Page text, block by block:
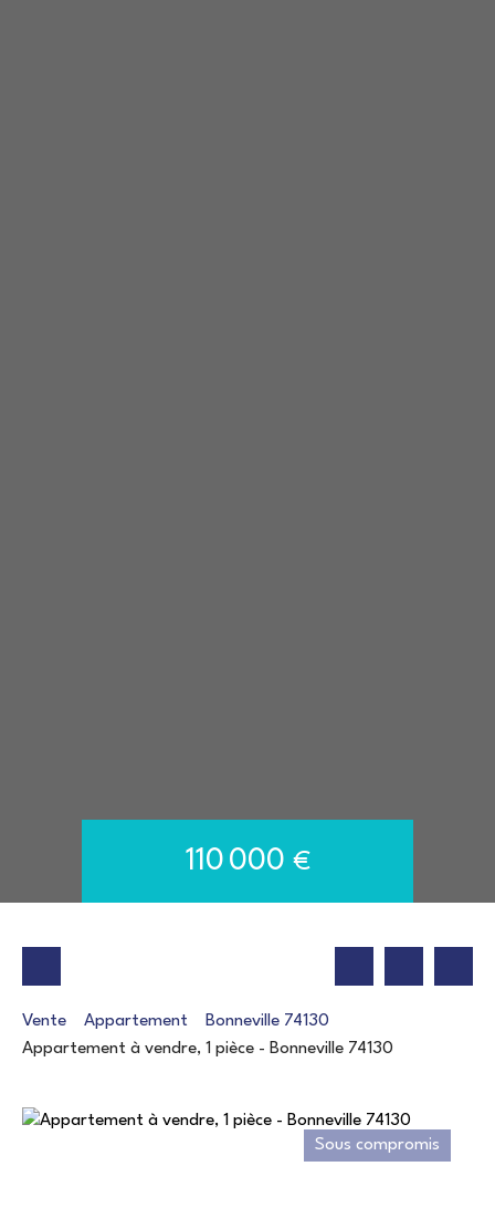
110 000 €
Vente Appartement
Bonneville 74130
Appartement à vendre, 1 pièce - Bonneville 74130
Sous compromis